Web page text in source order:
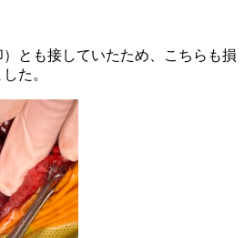
とも接していたため、こちらも損
た。